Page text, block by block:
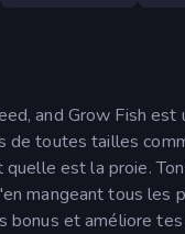
and Grow Fish
de toutes tailles
quelle est la proie.
mangeant tous les
bonus et améliore